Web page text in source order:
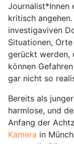
Journalist*Innen
kritisch
investigaviven
Situationen,
gerückt werden,
können
gar nicht so
Bereits als
harmlose, und
Anfang der
Kamera in